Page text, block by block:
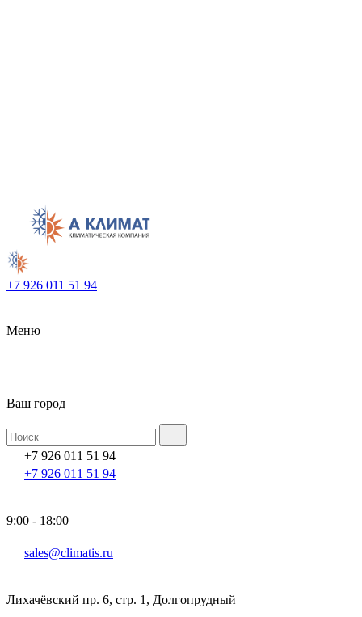
+7 926 011 51 94
Меню
Ваш город
+7 926 011 51 94
+7 926 011 51 94
9:00 - 18:00
sales@climatis.ru
Лихачёвский пр. 6, стр. 1, Долгопрудный